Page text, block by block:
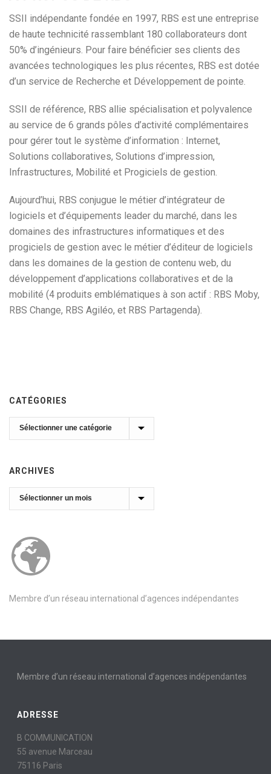
SSII indépendante fondée en 1997, RBS est une entreprise
de haute technicité rassemblant 180 collaborateurs dont
50% d’ingénieurs. Pour faire bénéficier ses clients des
avancées technologiques les plus récentes, RBS est dotée
d’un service de Recherche et Développement de pointe.
SSII de référence, RBS allie spécialisation et polyvalence
au service de 6 grands pôles d’activité complémentaires
pour gérer tout le système d’information : Internet,
Solutions collaboratives, Solutions d’impression,
Infrastructures, Mobilité et Progiciels de gestion.
Aujourd’hui, RBS conjugue le métier d’intégrateur de
logiciels et d’équipements leader du marché, dans les
domaines des infrastructures informatiques et des
progiciels de gestion avec le métier d’éditeur de logiciels
dans les domaines de la gestion de contenu web, du
développement d’applications collaboratives et de la
mobilité (4 produits emblématiques à son actif : RBS Moby,
RBS Change, RBS Agiléo, et RBS Partagenda).
CATÉGORIES
Catégories
ARCHIVES
Archives
Membre d’un réseau international d’agences indépendantes
Membre d’un réseau international d’agences indépendantes
ADRESSE
B COMMUNICATION
55 avenue Marceau
75116 Paris